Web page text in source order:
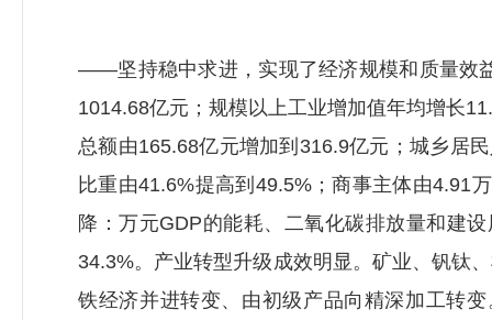
——坚持稳中求进，实现了经济规模和质量效
1014.68亿元；规模以上工业增加值年均增长
总额由165.68亿元增加到316.9亿元；城乡居
比重由41.6%提高到49.5%；商事主体由4.91
降：万元GDP的能耗、二氧化碳排放量和建
34.3%。产业转型升级成效明显。矿业、钒钛
铁经济并进转变、由初级产品向精深加工转